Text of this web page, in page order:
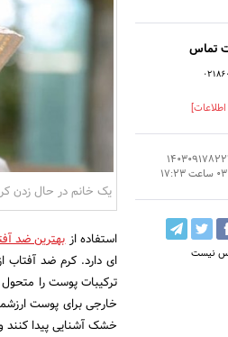
تماس
نیست
یک خانم در حال زدن
استفاده ازبهترین ضد
ای دارد. کرم ضد آفتاب
ترکیبات پوست را
خارجی برای پوست
خشک آشنایی پیدا کنند